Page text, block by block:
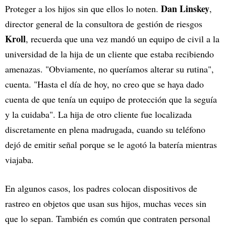
Proteger a los hijos sin que ellos lo noten. Dan Linskey,
director general de la consultora de gestión de riesgos
Kroll, recuerda que una vez mandó un equipo de civil a la
universidad de la hija de un cliente que estaba recibiendo
amenazas. "Obviamente, no queríamos alterar su rutina",
cuenta. "Hasta el día de hoy, no creo que se haya dado
cuenta de que tenía un equipo de protección que la seguía
y la cuidaba". La hija de otro cliente fue localizada
discretamente en plena madrugada, cuando su teléfono
dejó de emitir señal porque se le agotó la batería mientras
viajaba.
En algunos casos, los padres colocan dispositivos de
rastreo en objetos que usan sus hijos, muchas veces sin
que lo sepan. También es común que contraten personal